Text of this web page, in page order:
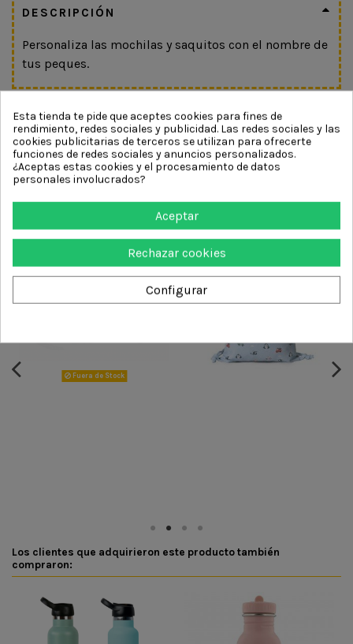
DESCRIPCIÓN
Personaliza las mochilas y saquitos con el nombre de
tus peques.
DETALLES DEL PRODUCTO
Fuera de Stock
Los clientes que adquirieron este producto también
compraron:
Esta tienda te pide que aceptes cookies para fines de
rendimiento, redes sociales y publicidad. Las redes sociales y las
cookies publicitarias de terceros se utilizan para ofrecerte
funciones de redes sociales y anuncios personalizados.
¿Aceptas estas cookies y el procesamiento de datos
personales involucrados?
Aceptar
Rechazar cookies
Configurar